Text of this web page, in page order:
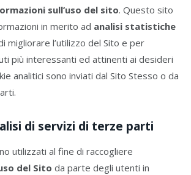
sull’uso del sito. Questo sito
in merito ad analisi statistiche
migliorare l’utilizzo del Sito e per
più interessanti ed attinenti ai desideri
analitici sono inviati dal Sito Stesso o da
di servizi di terze parti
utilizzati al fine di raccogliere
del Sito da parte degli utenti in